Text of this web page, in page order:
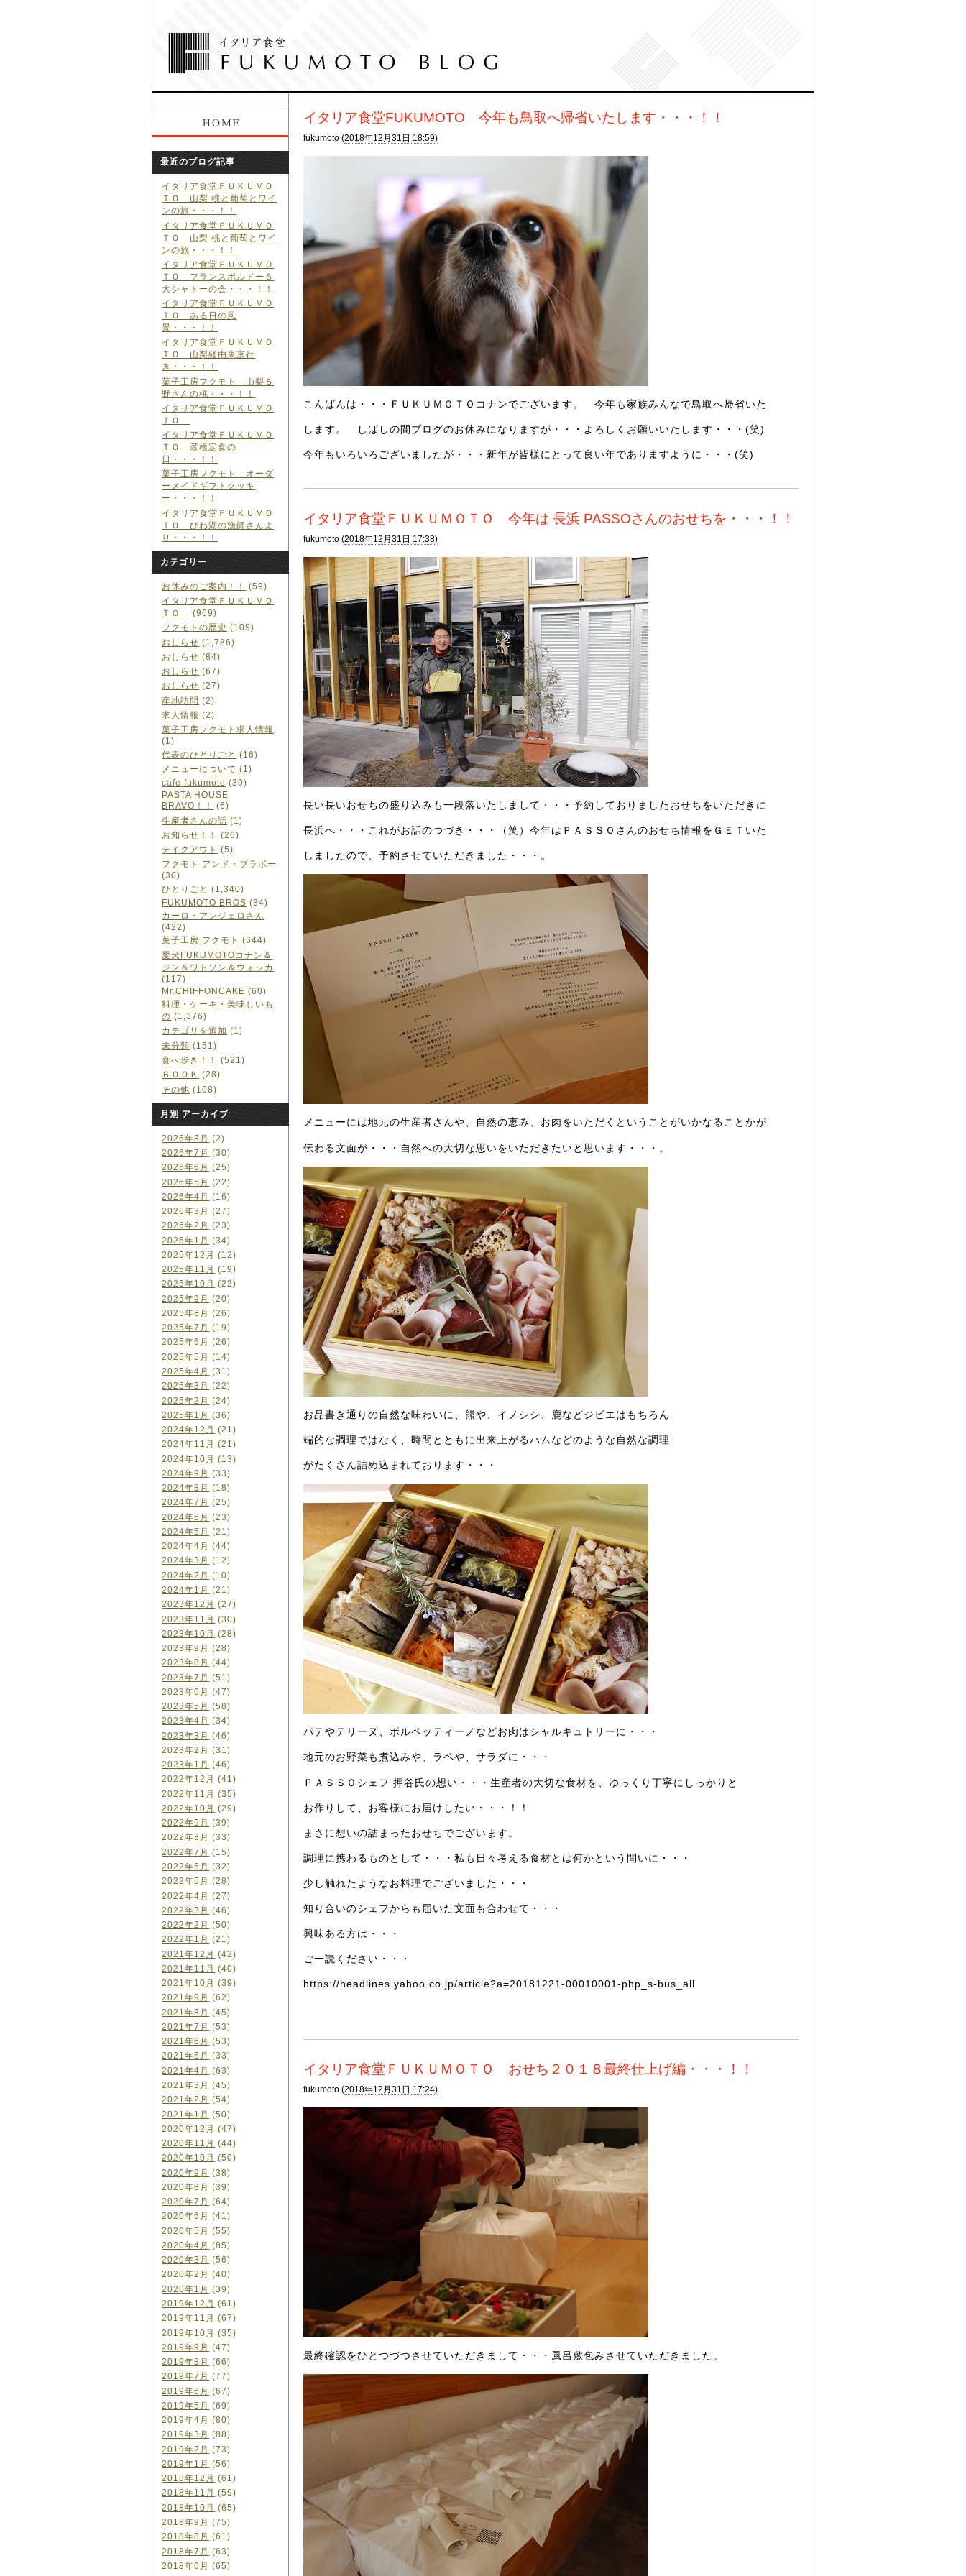
イタリア食堂FUKUMOTO 今年も鳥取へ帰省いたします・・・！！
fukumoto (2018年12月31日 18:59)
こんばんは・・・ＦＵＫＵＭＯＴＯコナンでございます。 今年も家族みんなで鳥取へ帰省いた
します。 しばしの間ブログのお休みになりますが・・・よろしくお願いいたします・・・(笑)
今年もいろいろございましたが・・・新年が皆様にとって良い年でありますように・・・(笑)
イタリア食堂ＦＵＫＵＭＯＴＯ 今年は 長浜 PASSOさんのおせちを・・・！！
fukumoto (2018年12月31日 17:38)
長い長いおせちの盛り込みも一段落いたしまして・・・予約しておりましたおせちをいただきに
長浜へ・・・これがお話のつづき・・・（笑）今年はＰＡＳＳＯさんのおせち情報をＧＥＴいた
しましたので、予約させていただきました・・・。
メニューには地元の生産者さんや、自然の恵み、お肉をいただくということがいかなることかが
伝わる文面が・・・自然への大切な思いをいただきたいと思います・・・。
お品書き通りの自然な味わいに、熊や、イノシシ、鹿などジビエはもちろん
端的な調理ではなく、時間とともに出来上がるハムなどのような自然な調理
がたくさん詰め込まれております・・・
パテやテリーヌ、ポルペッティーノなどお肉はシャルキュトリーに・・・
地元のお野菜も煮込みや、ラペや、サラダに・・・
ＰＡＳＳＯシェフ 押谷氏の想い・・・生産者の大切な食材を、ゆっくり丁寧にしっかりと
お作りして、お客様にお届けしたい・・・！！
まさに想いの詰まったおせちでございます。
調理に携わるものとして・・・私も日々考える食材とは何かという問いに・・・
少し触れたようなお料理でございました・・・
知り合いのシェフからも届いた文面も合わせて・・・
興味ある方は・・・
ご一読ください・・・
https://headlines.yahoo.co.jp/article?a=20181221-00010001-php_s-bus_all
イタリア食堂ＦＵＫＵＭＯＴＯ おせち２０１８最終仕上げ編・・・！！
fukumoto (2018年12月31日 17:24)
最終確認をひとつづつさせていただきまして・・・風呂敷包みさせていただきました。
最近のブログ記事
イタリア食堂ＦＵＫＵＭＯ
ＴＯ 山梨 桃と葡萄とワイ
ンの旅・・・！！
イタリア食堂ＦＵＫＵＭＯ
ＴＯ 山梨 桃と葡萄とワイ
ンの旅・・・！！
イタリア食堂ＦＵＫＵＭＯ
ＴＯ フランスボルドー５
大シャトーの会・・・！！
イタリア食堂ＦＵＫＵＭＯ
ＴＯ ある日の風
景・・・！！
イタリア食堂ＦＵＫＵＭＯ
ＴＯ 山梨経由東京行
き・・・！！
菓子工房フクモト 山梨Ｓ
野さんの桃・・・！！
イタリア食堂ＦＵＫＵＭＯ
ＴＯ
イタリア食堂ＦＵＫＵＭＯ
ＴＯ 彦根定食の
日・・・！！
菓子工房フクモト オーダ
ーメイドギフトクッキ
ー・・・！！
イタリア食堂ＦＵＫＵＭＯ
ＴＯ びわ湖の漁師さんよ
り・・・！！
カテゴリー
お休みのご案内！！
(59)
イタリア食堂ＦＵＫＵＭＯ
ＴＯ
(969)
フクモトの歴史 (109)
おしらせ (1,786)
おしらせ (84)
おしらせ (67)
おしらせ (27)
産地訪問 (2)
求人情報 (2)
菓子工房フクモト求人情報
(1)
代表のひとりごと (16)
メニューについて (1)
cafe fukumoto (30)
PASTA HOUSE
BRAVO！！
(6)
生産者さんの話 (1)
お知らせ！！
(26)
テイクアウト (5)
フクモト アンド・ブラボー
(30)
ひとりごと (1,340)
FUKUMOTO BROS (34)
カーロ・アンジェロさん
(422)
菓子工房 フクモト (644)
愛犬FUKUMOTOコナン＆
ジン＆ワトソン＆ウォッカ
(117)
Mr.CHIFFONCAKE (60)
料理・ケーキ・美味しいも
の (1,376)
カテゴリを追加 (1)
未分類 (151)
食べ歩き！！
(521)
ＢＯＯＫ (28)
その他 (108)
月別 アーカイブ
2026年8月 (2)
2026年7月 (30)
2026年6月 (25)
2026年5月 (22)
2026年4月 (16)
2026年3月 (27)
2026年2月 (23)
2026年1月 (34)
2025年12月 (12)
2025年11月 (19)
2025年10月 (22)
2025年9月 (20)
2025年8月 (26)
2025年7月 (19)
2025年6月 (26)
2025年5月 (14)
2025年4月 (31)
2025年3月 (22)
2025年2月 (24)
2025年1月 (36)
2024年12月 (21)
2024年11月 (21)
2024年10月 (13)
2024年9月 (33)
2024年8月 (18)
2024年7月 (25)
2024年6月 (23)
2024年5月 (21)
2024年4月 (44)
2024年3月 (12)
2024年2月 (10)
2024年1月 (21)
2023年12月 (27)
2023年11月 (30)
2023年10月 (28)
2023年9月 (28)
2023年8月 (44)
2023年7月 (51)
2023年6月 (47)
2023年5月 (58)
2023年4月 (34)
2023年3月 (46)
2023年2月 (31)
2023年1月 (46)
2022年12月 (41)
2022年11月 (35)
2022年10月 (29)
2022年9月 (39)
2022年8月 (33)
2022年7月 (15)
2022年6月 (32)
2022年5月 (28)
2022年4月 (27)
2022年3月 (46)
2022年2月 (50)
2022年1月 (21)
2021年12月 (42)
2021年11月 (40)
2021年10月 (39)
2021年9月 (62)
2021年8月 (45)
2021年7月 (53)
2021年6月 (53)
2021年5月 (33)
2021年4月 (63)
2021年3月 (45)
2021年2月 (54)
2021年1月 (50)
2020年12月 (47)
2020年11月 (44)
2020年10月 (50)
2020年9月 (38)
2020年8月 (39)
2020年7月 (64)
2020年6月 (41)
2020年5月 (55)
2020年4月 (85)
2020年3月 (56)
2020年2月 (40)
2020年1月 (39)
2019年12月 (61)
2019年11月 (67)
2019年10月 (35)
2019年9月 (47)
2019年8月 (66)
2019年7月 (77)
2019年6月 (67)
2019年5月 (69)
2019年4月 (80)
2019年3月 (88)
2019年2月 (73)
2019年1月 (56)
2018年12月 (61)
2018年11月 (59)
2018年10月 (65)
2018年9月 (75)
2018年8月 (61)
2018年7月 (63)
2018年6月 (65)